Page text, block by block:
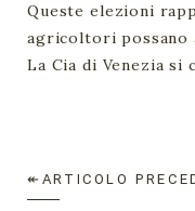
Queste elezioni
agricoltori possano
La Cia di Venezia
↞ARTICOLO